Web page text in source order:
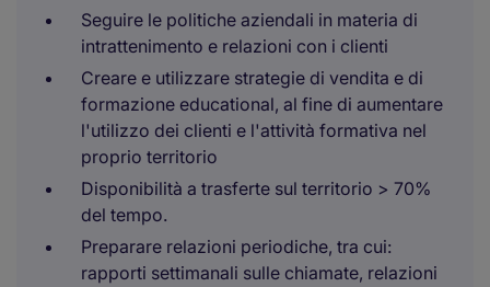
Seguire le politiche aziendali in materia di
intrattenimento e relazioni con i clienti
Creare e utilizzare strategie di vendita e di
formazione educational, al fine di aumentare
l'utilizzo dei clienti e l'attività formativa nel
proprio territorio
Disponibilità a trasferte sul territorio > 70%
del tempo.
Preparare relazioni periodiche, tra cui:
rapporti settimanali sulle chiamate, relazioni